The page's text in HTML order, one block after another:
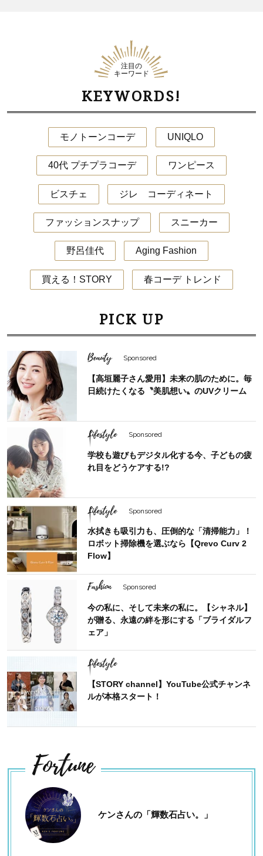
注目の
キーワード
KEYWORDS!
モノトーンコーデ UNIQLO
40代 プチプラコーデ ワンピース
ビスチェ ジレ コーディネート
ファッションスナップ スニーカー
野呂佳代 Aging Fashion
買える！STORY 春コーデ トレンド
PICK UP
Beauty Sponsored
【高垣麗子さん愛用】未来の肌のために。毎
日続けたくなる〝美肌想い〟のUVクリーム
Lifestyle Sponsored
学校も遊びもデジタル化する今、子どもの疲
れ目をどうケアする!?
Lifestyle Sponsored
水拭きも吸引力も、圧倒的な「清掃能力」！
ロボット掃除機を選ぶなら【Qrevo Curv 2
Flow】
Fashion Sponsored
今の私に、そして未来の私に。【シャネル】
が贈る、永遠の絆を形にする「ブライダルフ
ェア」
Lifestyle
【STORY channel】YouTube公式チャンネ
ルが本格スタート！
Fortune
ケンさんの「輝数石占い。」